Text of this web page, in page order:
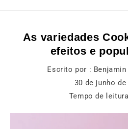
As variedades
efeitos e
Escrito por :
30 de junho de
Tempo de leitura